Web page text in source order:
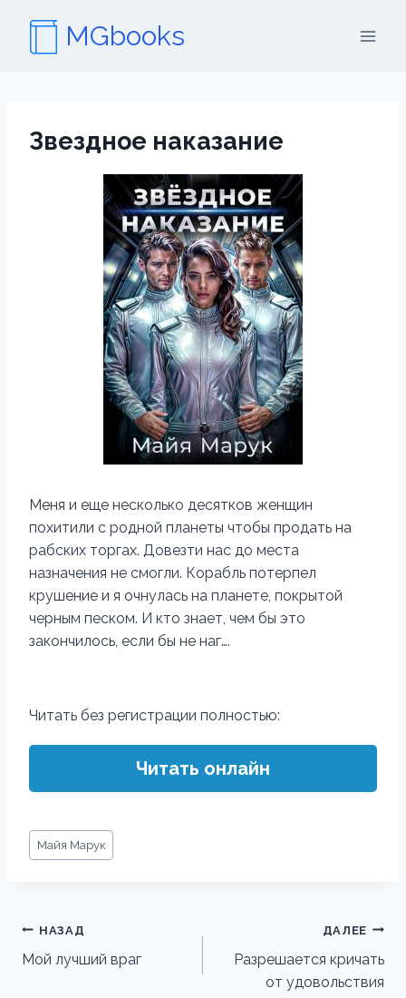
содержимому
MGbooks
Звездное наказание
Меня и еще несколько десятков женщин
похитили с родной планеты чтобы продать на
рабских торгах. Довезти нас до места
назначения не смогли. Корабль потерпел
крушение и я очнулась на планете, покрытой
черным песком. И кто знает, чем бы это
закончилось, если бы не наг….
Читать без регистрации полностью:
Читать онлайн
Метки
записи:
Майя Марук
Навигация
по
НАЗАД
Мой лучший враг
ДАЛЕЕ
Разрешается кричать
от удовольствия